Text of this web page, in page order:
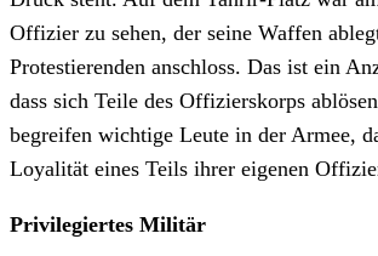
Offizier zu sehen, der seine Waffen
Protestierenden anschloss. Das ist ein
dass sich Teile des Offizierskorps
begreifen wichtige Leute in der Armee,
Loyalität eines Teils ihrer eigenen
Privilegiertes Militär